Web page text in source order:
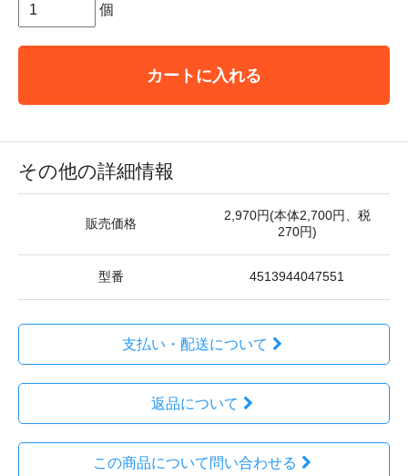
個
カートに入れる
その他の詳細情報
販売価格
2,970円(本体2,700円、税
270円)
型番 4513944047551
支払い・配送について
返品について
この商品について問い合わせる